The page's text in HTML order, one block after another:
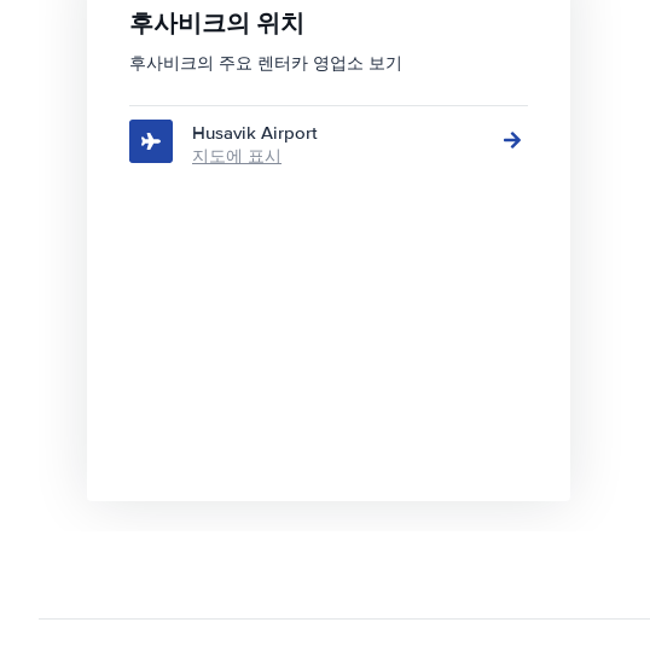
후사비크의 위치
후사비크의 주요 렌터카 영업소 보기
Husavik Airport
지도에 표시